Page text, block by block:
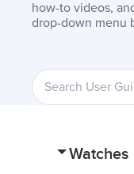
how-to videos,
drop-down menu
Watches